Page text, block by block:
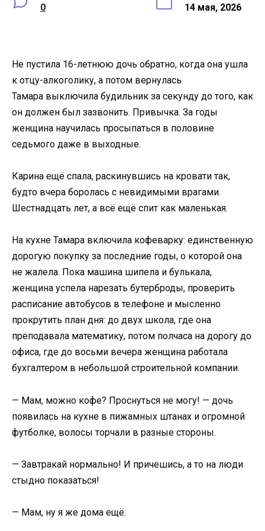
0 14 мая, 2026
Не пустила 16-летнюю дочь обратно, когда она ушла
к отцу-алкоголику, а потом вернулась
Тамара выключила будильник за секунду до того, как
он должен был зазвонить. Привычка. За годы
женщина научилась просыпаться в половине
седьмого даже в выходные.
Карина ещё спала, раскинувшись на кровати так,
будто вчера боролась с невидимыми врагами.
Шестнадцать лет, а всё ещё спит как маленькая.
На кухне Тамара включила кофеварку: единственную
дорогую покупку за последние годы, о которой она
не жалела. Пока машина шипела и булькала,
женщина успела нарезать бутерброды, проверить
расписание автобусов в телефоне и мысленно
прокрутить план дня: до двух школа, где она
преподавала математику, потом полчаса на дорогу до
офиса, где до восьми вечера женщина работала
бухгалтером в небольшой строительной компании.
— Мам, можно кофе? Проснуться не могу! — дочь
появилась на кухне в пижамных штанах и огромной
футболке, волосы торчали в разные стороны.
— Завтракай нормально! И причешись, а то на люди
стыдно показаться!
— Мам, ну я же дома ещё.